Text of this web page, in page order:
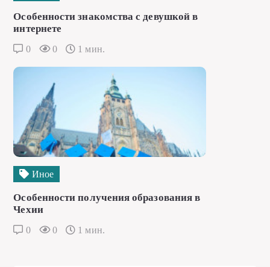
Особенности знакомства с девушкой в
интернете
0 0 1 мин.
Иное
Особенности получения образования в
Чехии
0 0 1 мин.